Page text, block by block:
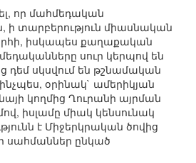
որ մահմեդական
ի տարբերություն միասնական
իսկապես քաղաքական
սուր կերպով են
դեմ սկսվում են թշնամական
ինչպես, օրինակ` ամերիկյան
կողմից Ղուրանի այրման
իսլամը միակ կենսունակ
է Միջերկրական ծովից
սահմաններ ընկած